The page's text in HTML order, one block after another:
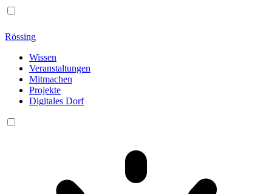
Rössing
Wissen
Veranstaltungen
Mitmachen
Projekte
Digitales Dorf